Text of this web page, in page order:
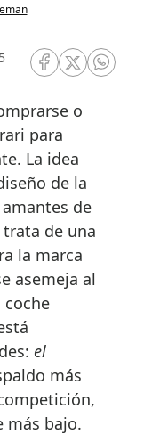
RRSS Facebook
RRSSRRSS
para
La idea
de la
de
de una
la marca
asemeja al
el
más
más bajo.